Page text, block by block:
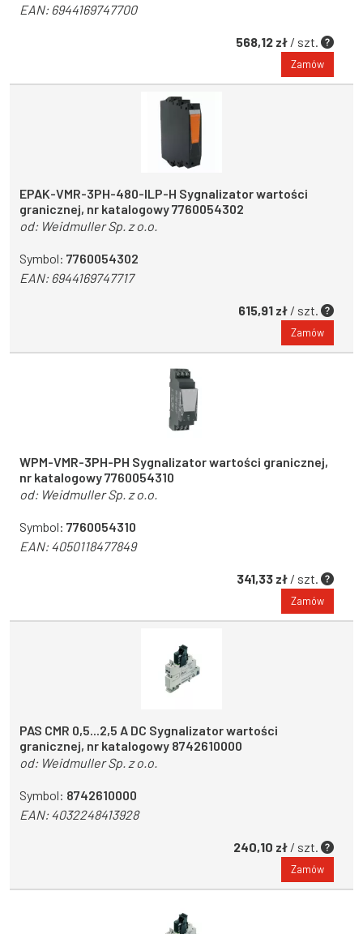
EAN:6944169747700
568,12 zł / szt.
Zamów
EPAK-VMR-3PH-480-ILP-H Sygnalizator wartości
granicznej, nr katalogowy 7760054302
od: Weidmuller Sp. z o.o.
Symbol: 7760054302
EAN:6944169747717
615,91 zł / szt.
Zamów
WPM-VMR-3PH-PH Sygnalizator wartości granicznej,
nr katalogowy 7760054310
od: Weidmuller Sp. z o.o.
Symbol: 7760054310
EAN:4050118477849
341,33 zł / szt.
Zamów
PAS CMR 0,5...2,5 A DC Sygnalizator wartości
granicznej, nr katalogowy 8742610000
od: Weidmuller Sp. z o.o.
Symbol: 8742610000
EAN:4032248413928
240,10 zł / szt.
Zamów